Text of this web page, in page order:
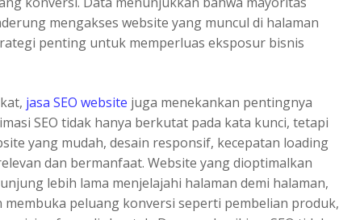
mengakses website yang muncul di halaman
penting untuk memperluas eksposur bisnis
jasa SEO website juga menekankan pentingnya
SEO tidak hanya berkutat pada kata kunci, tetapi
yang mudah, desain responsif, kecepatan loading
dan bermanfaat. Website yang dioptimalkan
lebih lama menjelajahi halaman demi halaman,
peluang konversi seperti pembelian produk,